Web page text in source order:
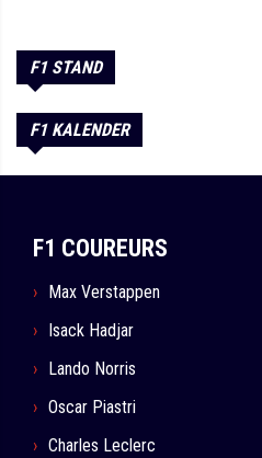
F1 STAND
F1 KALENDER
F1 COUREURS
Max Verstappen
Isack Hadjar
Lando Norris
Oscar Piastri
Charles Leclerc